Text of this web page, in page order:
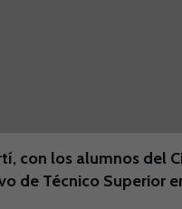
con los alumnos del
de Técnico Superior